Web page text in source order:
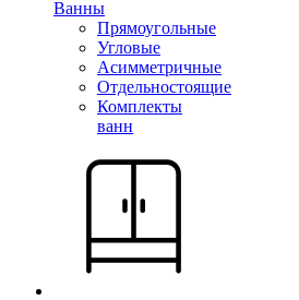
Ванны
Прямоугольные
Угловые
Асимметричные
Отдельностоящие
Комплекты
ванн